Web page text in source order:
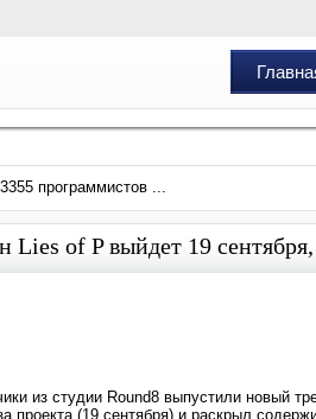
программистов ...
of P выйдет 19 сентября,
из студии Round8 выпустили новый
проекта (19 сентября) и раскрыл